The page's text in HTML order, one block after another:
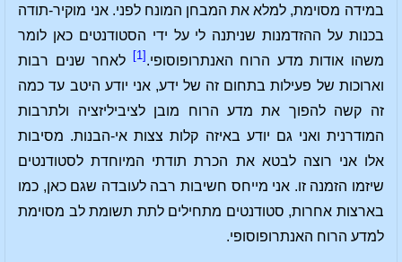
במידה מסוימת, למלא את המבחן המונח לפני. אני מוקיר-תודה
בכנות על ההזדמנות שניתנה לי על ידי הסטודנטים כאן לומר
משהו אודות מדע הרוח האנתרופוסופי. [1]
לאחר שנים רבות
וארוכות של פעילות בתחום זה של ידע, אני יודע היטב עד כמה
זה קשה להפוך את מדע הרוח מובן לציביליזציה ולתרבות
המודרנית ואני גם יודע באיזה קלות צצות אי-הבנות. מסיבות
אלו אני רוצה לבטא את הכרת תודתי המיוחדת לסטודנטים
שיזמו הזמנה זו. אני מייחס חשיבות רבה לעובדה שגם כאן, כמו
בארצות אחרות, סטודנטים מתחילים לתת תשומת לב מסוימת
למדע הרוח האנתרופוסופי.